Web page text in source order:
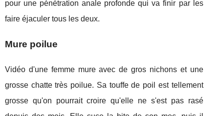
pour une pénétration anale profonde qui va finir par les
faire éjaculer tous les deux.
Mure poilue
Vidéo d'une femme mure avec de gros nichons et une
grosse chatte très poilue. Sa touffe de poil est tellement
grosse qu'on pourrait croire qu'elle ne s'est pas rasé